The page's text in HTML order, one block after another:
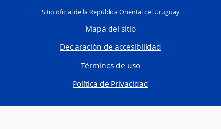
Sitio oficial de la República Oriental del Uruguay
Mapa del sitio
Declaración de accesibilidad
Términos de uso
Política de Privacidad